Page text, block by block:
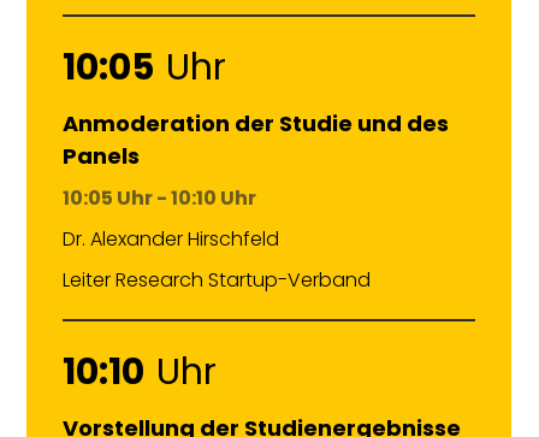
10:05 Uhr
Anmoderation der Studie und des
Panels
10:05 Uhr - 10:10 Uhr
Dr. Alexander Hirschfeld
Leiter Research Startup-Verband
10:10 Uhr
Vorstellung der Studienergebnisse